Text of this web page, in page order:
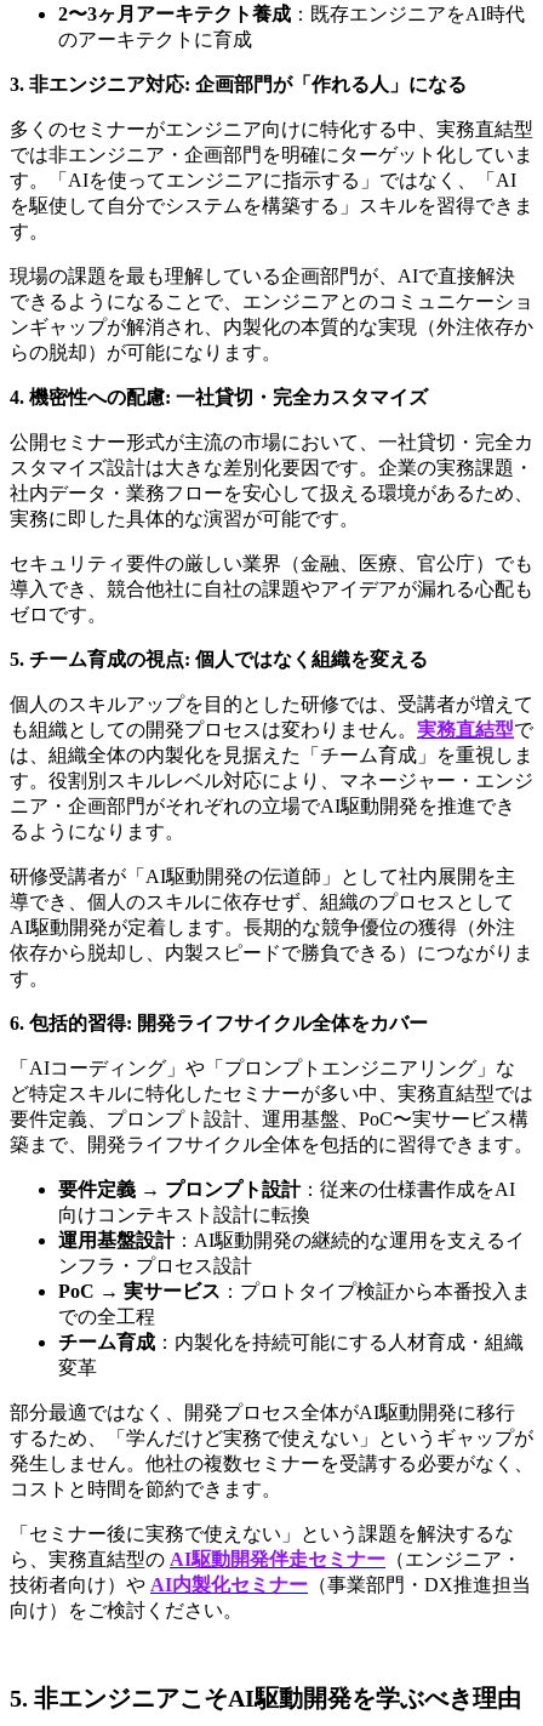
2〜3ヶ月アーキテクト養成 ：既存エンジニアをAI時代
のアーキテクトに育成
3. 非エンジニア対応: 企画部門が「作れる人」になる
多くのセミナーがエンジニア向けに特化する中、実務直結型
では非エンジニア・企画部門を明確にターゲット化していま
す。「AIを使ってエンジニアに指示する」ではなく、「AI
を駆使して自分でシステムを構築する」スキルを習得できま
す。
現場の課題を最も理解している企画部門が、AIで直接解決
できるようになることで、エンジニアとのコミュニケーショ
ンギャップが解消され、内製化の本質的な実現（外注依存か
らの脱却）が可能になります。
4. 機密性への配慮: 一社貸切・完全カスタマイズ
公開セミナー形式が主流の市場において、一社貸切・完全カ
スタマイズ設計は大きな差別化要因です。企業の実務課題・
社内データ・業務フローを安心して扱える環境があるため、
実務に即した具体的な演習が可能です。
セキュリティ要件の厳しい業界（金融、医療、官公庁）でも
導入でき、競合他社に自社の課題やアイデアが漏れる心配も
ゼロです。
5. チーム育成の視点: 個人ではなく組織を変える
個人のスキルアップを目的とした研修では、受講者が増えて
も組織としての開発プロセスは変わりません。 実務直結型で
は、組織全体の内製化を見据えた「チーム育成」を重視しま
す。役割別スキルレベル対応により、マネージャー・エンジ
ニア・企画部門がそれぞれの立場でAI駆動開発を推進でき
るようになります。
研修受講者が「AI駆動開発の伝道師」として社内展開を主
導でき、個人のスキルに依存せず、組織のプロセスとして
AI駆動開発が定着します。長期的な競争優位の獲得（外注
依存から脱却し、内製スピードで勝負できる）につながりま
す。
6. 包括的習得: 開発ライフサイクル全体をカバー
「AIコーディング」や「プロンプトエンジニアリング」な
ど特定スキルに特化したセミナーが多い中、実務直結型では
要件定義、プロンプト設計、運用基盤、PoC〜実サービス構
築まで、開発ライフサイクル全体を包括的に習得できます。
要件定義 → プロンプト設計：従来の仕様書作成をAI
向けコンテキスト設計に転換
運用基盤設計：AI駆動開発の継続的な運用を支えるイ
ンフラ・プロセス設計
PoC → 実サービス ：プロトタイプ検証から本番投入ま
での全工程
チーム育成 ：内製化を持続可能にする人材育成・組織
変革
部分最適ではなく、開発プロセス全体がAI駆動開発に移行
するため、「学んだけど実務で使えない」というギャップが
発生しません。他社の複数セミナーを受講する必要がなく、
コストと時間を節約できます。
「セミナー後に実務で使えない」という課題を解決するな
ら、実務直結型の AI駆動開発伴走セミナー （エンジニア・
技術者向け）や AI内製化セミナー （事業部門・DX推進担当
向け）をご検討ください。
5. 非エンジニアこそAI駆動開発を学ぶべき理由